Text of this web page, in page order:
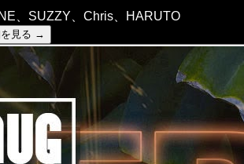
、SUZZY、Chris、HARUTO
見る →